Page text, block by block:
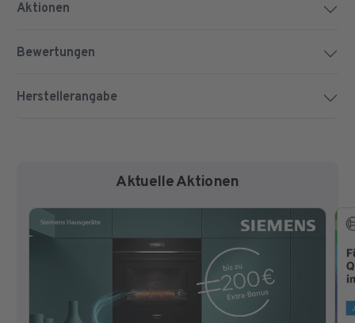
Aktionen
Bewertungen
Herstellerangabe
Aktuelle Aktionen